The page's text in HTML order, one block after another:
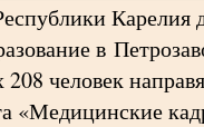
в
человек
«Медицинские